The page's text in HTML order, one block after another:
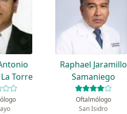
Torre
Raphael Jaramillo
Samaniego
Oftalmólogo
San Isidro